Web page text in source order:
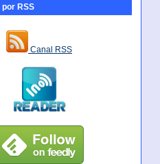
RSS
Canal RSS